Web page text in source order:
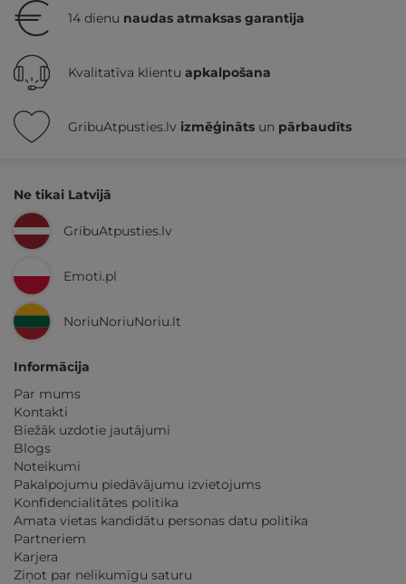
14 dienu naudas atmaksas garantija
Kvalitatīva klientu apkalpošana
GribuAtpusties.lv izmēģināts un pārbaudīts
Ne tikai Latvijā
GribuAtpusties.lv
Emoti.pl
NoriuNoriuNoriu.lt
Informācija
Par mums
Kontakti
Biežāk uzdotie jautājumi
Blogs
Noteikumi
Pakalpojumu piedāvājumu izvietojums
Konfidencialitātes politika
Amata vietas kandidātu personas datu politika
Partneriem
Karjera
Ziņot par nelikumīgu saturu